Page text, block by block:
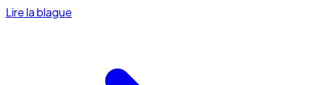
Lire la blague